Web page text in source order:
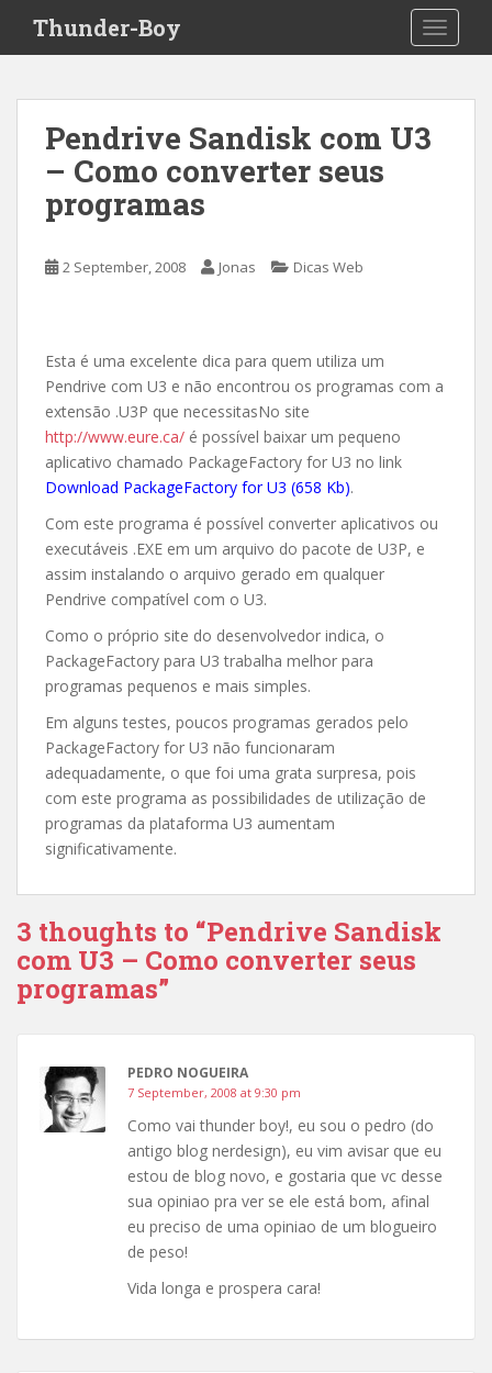
i
Thunder-Boy
Pendrive Sandisk com U3
– Como converter seus
programas
2 September, 2008 Jonas Dicas Web
Esta é uma excelente dica para quem utiliza um
Pendrive com U3 e não encontrou os programas com a
extensão .U3P que necessitasNo site
http://www.eure.ca/ é possível baixar um pequeno
aplicativo chamado PackageFactory for U3 no link
Download PackageFactory for U3 (658 Kb).
Com este programa é possível converter aplicativos ou
executáveis .EXE em um arquivo do pacote de U3P, e
assim instalando o arquivo gerado em qualquer
Pendrive compatível com o U3.
Como o próprio site do desenvolvedor indica, o
PackageFactory para U3 trabalha melhor para
programas pequenos e mais simples.
Em alguns testes, poucos programas gerados pelo
PackageFactory for U3 não funcionaram
adequadamente, o que foi uma grata surpresa, pois
com este programa as possibilidades de utilização de
programas da plataforma U3 aumentam
significativamente.
3 thoughts to “Pendrive Sandisk
com U3 – Como converter seus
programas”
PEDRO NOGUEIRA
7 September, 2008 at 9:30 pm
Como vai thunder boy!, eu sou o pedro (do
antigo blog nerdesign), eu vim avisar que eu
estou de blog novo, e gostaria que vc desse
sua opiniao pra ver se ele está bom, afinal
eu preciso de uma opiniao de um blogueiro
de peso!
Vida longa e prospera cara!